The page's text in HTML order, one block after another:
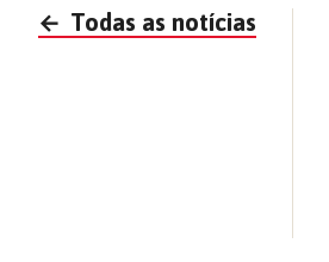
← Todas as notícias